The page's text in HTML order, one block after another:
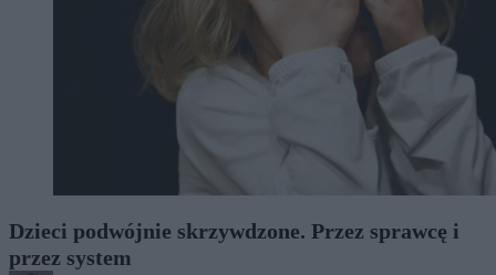
Dzieci podwójnie skrzywdzone. Przez sprawcę i
przez system